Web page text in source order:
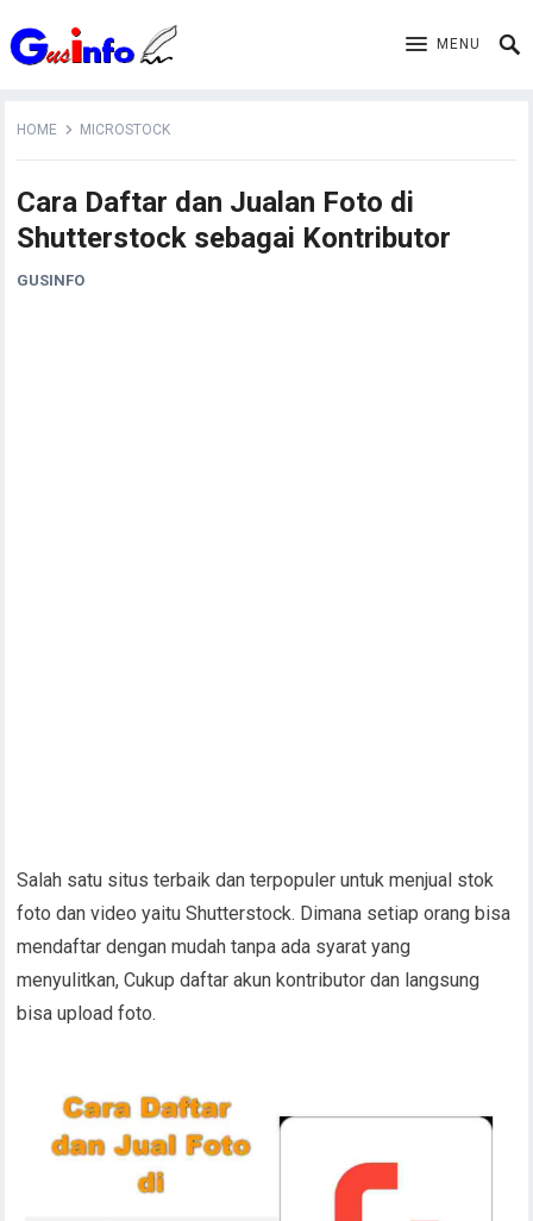
MENU
HOME MICROSTOCK
Cara Daftar dan Jualan Foto di
Shutterstock sebagai Kontributor
GUSINFO
Salah satu situs terbaik dan terpopuler untuk menjual stok
foto dan video yaitu Shutterstock. Dimana setiap orang bisa
mendaftar dengan mudah tanpa ada syarat yang
menyulitkan, Cukup daftar akun kontributor dan langsung
bisa upload foto.